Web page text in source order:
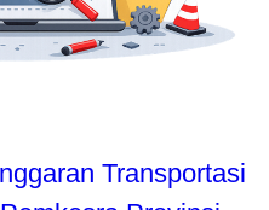
Transportasi